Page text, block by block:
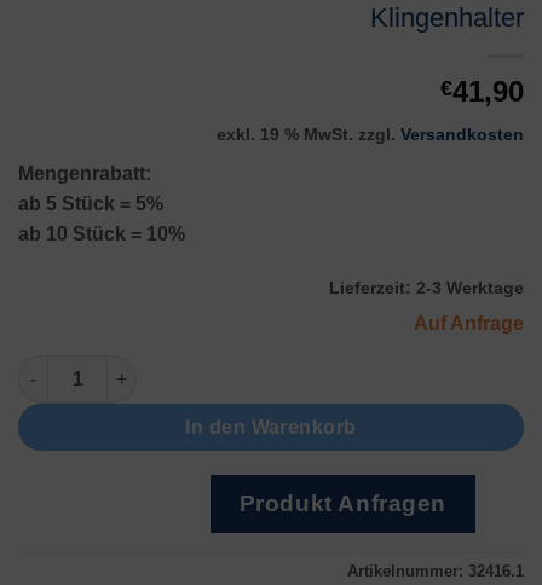
Klingenhalter
€41,90
exkl. 19 % MwSt. zzgl. Versandkosten
Mengenrabatt:
ab 5 Stück = 5%
ab 10 Stück = 10%
Lieferzeit: 2-3 Werktage
Auf Anfrage
Klingenhalter Menge
In den Warenkorb
Produkt Anfragen
Artikelnummer: 32416.1